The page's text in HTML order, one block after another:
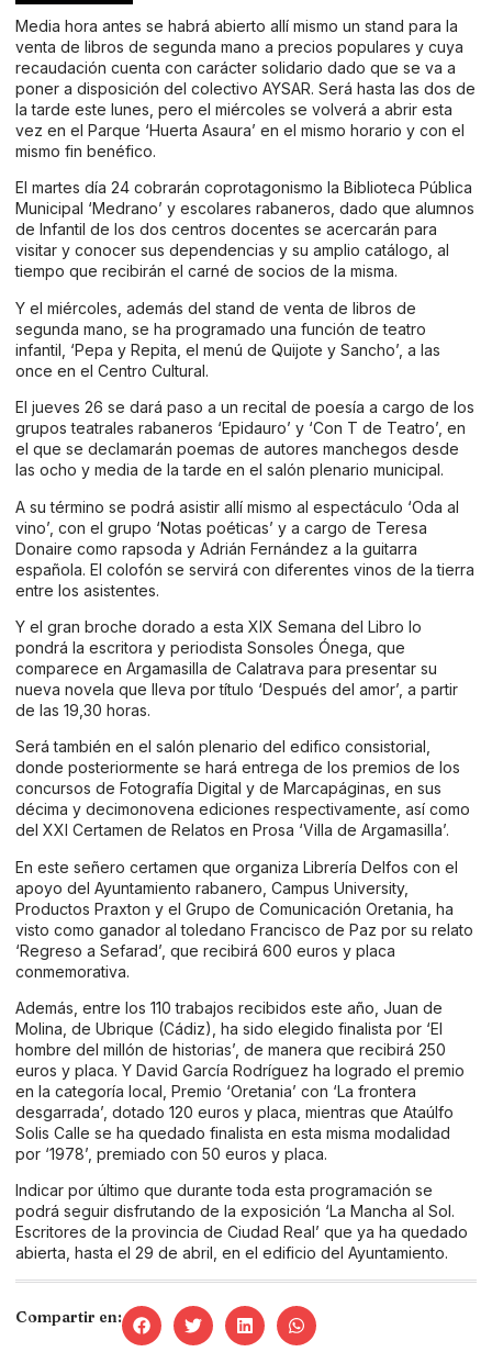
Media hora antes se habrá abierto allí mismo un stand para la
venta de libros de segunda mano a precios populares y cuya
recaudación cuenta con carácter solidario dado que se va a
poner a disposición del colectivo AYSAR. Será hasta las dos de
la tarde este lunes, pero el miércoles se volverá a abrir esta
vez en el Parque ‘Huerta Asaura’ en el mismo horario y con el
mismo fin benéfico.
El martes día 24 cobrarán coprotagonismo la Biblioteca Pública
Municipal ‘Medrano’ y escolares rabaneros, dado que alumnos
de Infantil de los dos centros docentes se acercarán para
visitar y conocer sus dependencias y su amplio catálogo, al
tiempo que recibirán el carné de socios de la misma.
Y el miércoles, además del stand de venta de libros de
segunda mano, se ha programado una función de teatro
infantil, ‘Pepa y Repita, el menú de Quijote y Sancho’, a las
once en el Centro Cultural.
El jueves 26 se dará paso a un recital de poesía a cargo de los
grupos teatrales rabaneros ‘Epidauro’ y ‘Con T de Teatro’, en
el que se declamarán poemas de autores manchegos desde
las ocho y media de la tarde en el salón plenario municipal.
A su término se podrá asistir allí mismo al espectáculo ‘Oda al
vino’, con el grupo ‘Notas poéticas’ y a cargo de Teresa
Donaire como rapsoda y Adrián Fernández a la guitarra
española. El colofón se servirá con diferentes vinos de la tierra
entre los asistentes.
Y el gran broche dorado a esta XIX Semana del Libro lo
pondrá la escritora y periodista Sonsoles Ónega, que
comparece en Argamasilla de Calatrava para presentar su
nueva novela que lleva por título ‘Después del amor’, a partir
de las 19,30 horas.
Será también en el salón plenario del edifico consistorial,
donde posteriormente se hará entrega de los premios de los
concursos de Fotografía Digital y de Marcapáginas, en sus
décima y decimonovena ediciones respectivamente, así como
del XXI Certamen de Relatos en Prosa ‘Villa de Argamasilla’.
En este señero certamen que organiza Librería Delfos con el
apoyo del Ayuntamiento rabanero, Campus University,
Productos Praxton y el Grupo de Comunicación Oretania, ha
visto como ganador al toledano Francisco de Paz por su relato
‘Regreso a Sefarad’, que recibirá 600 euros y placa
conmemorativa.
Además, entre los 110 trabajos recibidos este año, Juan de
Molina, de Ubrique (Cádiz), ha sido elegido finalista por ‘El
hombre del millón de historias’, de manera que recibirá 250
euros y placa. Y David García Rodríguez ha logrado el premio
en la categoría local, Premio ‘Oretania’ con ‘La frontera
desgarrada’, dotado 120 euros y placa, mientras que Ataúlfo
Solis Calle se ha quedado finalista en esta misma modalidad
por ‘1978’, premiado con 50 euros y placa.
Indicar por último que durante toda esta programación se
podrá seguir disfrutando de la exposición ‘La Mancha al Sol.
Escritores de la provincia de Ciudad Real’ que ya ha quedado
abierta, hasta el 29 de abril, en el edificio del Ayuntamiento.
Compartir en: